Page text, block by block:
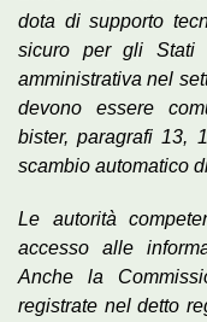
dota di supporto
sicuro per gli Stati
amministrativa nel
devono essere
bister, paragrafi 13,
scambio automatico
Le autorità
accesso alle
Anche la
registrate nel detto